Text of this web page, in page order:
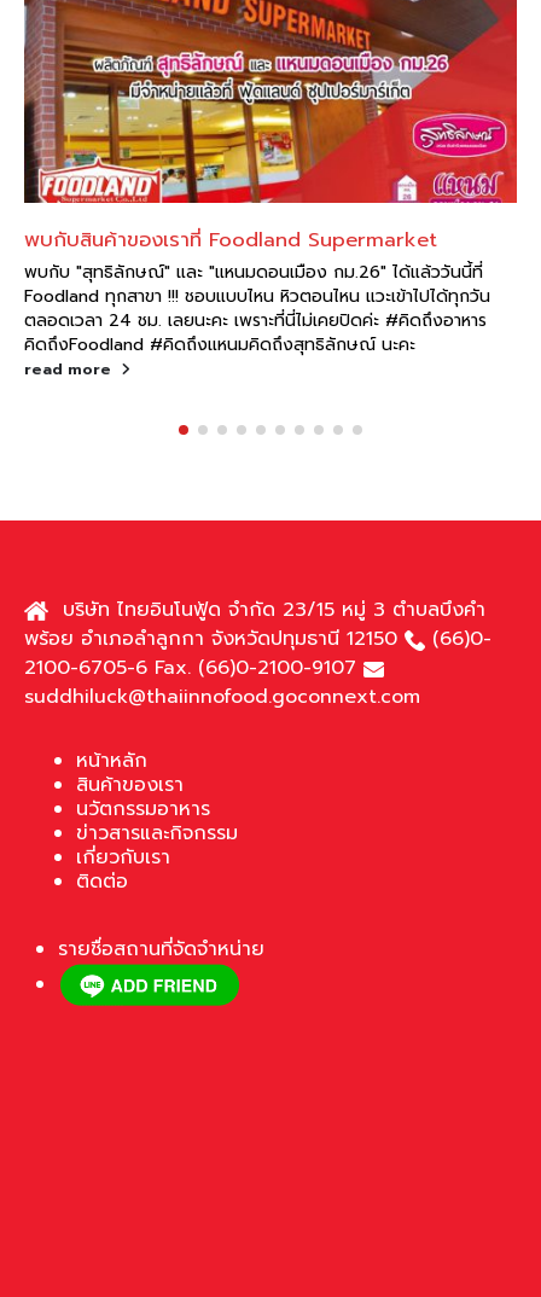
พบกับสินค้าของเราที่ Foodland Supermarket
พบกับ "สุทธิลักษณ์" และ "แหนมดอนเมือง กม.26" ได้แล้ววันนี้ที่
Foodland ทุกสาขา !!! ชอบแบบไหน หิวตอนไหน แวะเข้าไปได้ทุกวัน
ตลอดเวลา 24 ชม. เลยนะคะ เพราะที่นี่ไม่เคยปิดค่ะ #คิดถึงอาหาร
read more
บริษัท ไทยอินโนฟู้ด จำกัด 23/15 หมู่ 3 ตำบลบึงคำ
พร้อย อำเภอลำลูกกา จังหวัดปทุมธานี 12150
(66)0-
2100-6705-6 Fax. (66)0-2100-9107
suddhiluck@thaiinnofood.goconnext.com
หน้าหลัก
สินค้าของเรา
นวัตกรรมอาหาร
ข่าวสารและกิจกรรม
เกี่ยวกับเรา
ติดต่อ
รายชื่อสถานที่จัดจำหน่าย